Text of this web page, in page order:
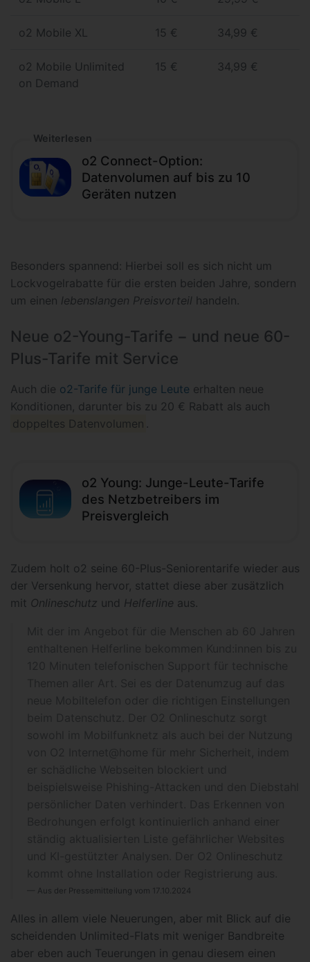
o2 Mobile XL 15 € 34,99 €
o2 Mobile Unlimited
on Demand
15 € 34,99 €
Weiterlesen
o2 Connect-Option:
Datenvolumen auf bis zu 10
Geräten nutzen
Besonders spannend: Hierbei soll es sich nicht um
Lockvogelrabatte für die ersten beiden Jahre, sondern
um einen lebenslangen Preisvorteil handeln.
Neue o2-Young-Tarife − und neue 60-
Plus-Tarife mit Service
Auch die o2-Tarife für junge Leute erhalten neue
Konditionen, darunter bis zu 20 € Rabatt als auch
doppeltes Datenvolumen
o2 Young: Junge-Leute-Tarife
des Netzbetreibers im
Preisvergleich
Zudem holt o2 seine 60-Plus-Seniorentarife wieder aus
der Versenkung hervor, stattet diese aber zusätzlich
mit Onlineschutz und Helferline aus.
Aus der Pressemitteilung vom 17.10.2024
Alles in allem viele Neuerungen, aber mit Blick auf die
scheidenden Unlimited-Flats mit weniger Bandbreite
aber eben auch Teuerungen in genau diesem einen